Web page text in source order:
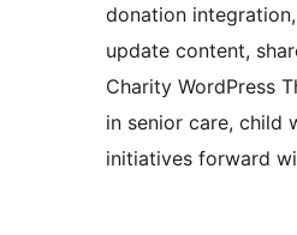
donation
update content,
Charity WordPress
in senior care, child
initiatives forward